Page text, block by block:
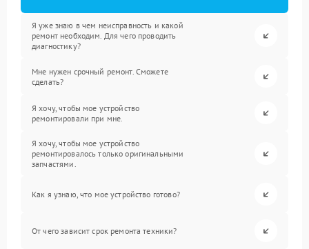
Я уже знаю в чем неисправность и какой
ремонт необходим. Для чего проводить
диагностику?
Мне нужен срочный ремонт. Сможете
сделать?
Я хочу, чтобы мое устройство
ремонтировали при мне.
Я хочу, чтобы мое устройство
ремонтировалось только оригинальными
запчастями.
Как я узнаю, что мое устройство готово?
От чего зависит срок ремонта техники?